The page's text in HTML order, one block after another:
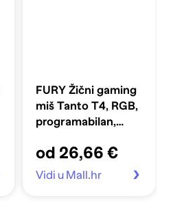
FURY Žični gaming
miš Tanto T4, RGB,
programabilan,
od 26,66 €
Vidi u Mall.hr